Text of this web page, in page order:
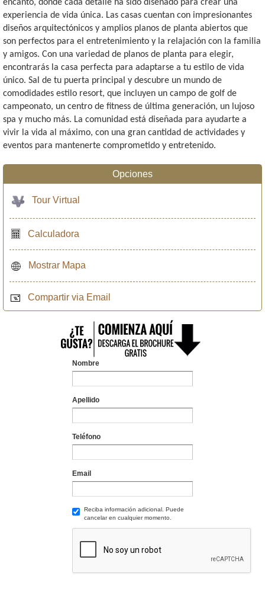
encanto, donde cada detalle ha sido diseñado para crear una
experiencia de vida única. Las casas cuentan con impresionantes
diseños arquitectónicos y amplios planos de planta abiertos que
son perfectos para el entretenimiento y la relajación con la familia
y amigos. Con una variedad de planos de planta para elegir,
encontrarás la casa perfecta para adaptarse a tu estilo de vida
único. Sal de tu puerta principal y descubre un mundo de
comodidades estilo resort, que incluyen un campo de golf de
campeonato, un centro de fitness de última generación, un lujoso
spa y mucho más. La comunidad está diseñada para ayudarte a
vivir la vida al máximo, con una gran cantidad de actividades y
eventos para mantenerte comprometido y entretenido.
Opciones
Tour Virtual
Calculadora
Mostrar Mapa
Compartir via Email
Nombre
Apellido
Teléfono
Email
Reciba información adicional. Puede
cancelar en cualquier momento.